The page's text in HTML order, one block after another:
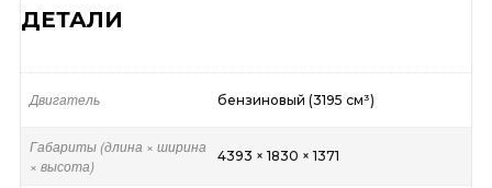
ДЕТАЛИ
Двигатель бензиновый (3195 см³)
Габариты (длина × ширина
× высота)
4393 × 1830 × 1371